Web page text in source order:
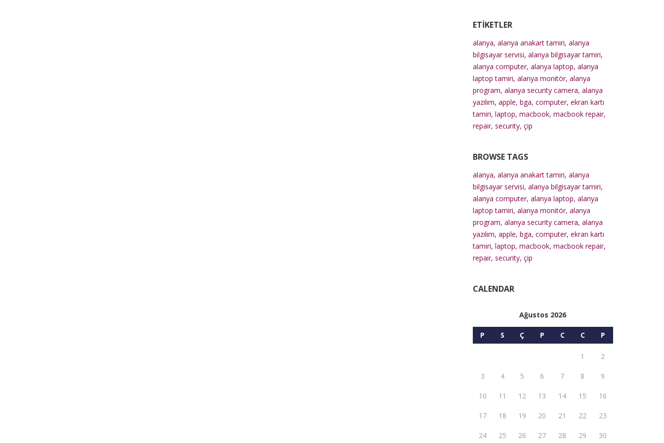
ETIKETLER
alanya, alanya anakart tamiri, alanya
bilgisayar servisi, alanya bilgisayar tamiri,
alanya computer, alanya laptop, alanya
laptop tamiri, alanya monitör, alanya
program, alanya security camera, alanya
yazılım, apple, bga, computer, ekran kartı
tamiri, laptop, macbook, macbook repair,
repair, security, çip
BROWSE TAGS
alanya, alanya anakart tamiri, alanya
bilgisayar servisi, alanya bilgisayar tamiri,
alanya computer, alanya laptop, alanya
laptop tamiri, alanya monitör, alanya
program, alanya security camera, alanya
yazılım, apple, bga, computer, ekran kartı
tamiri, laptop, macbook, macbook repair,
repair, security, çip
CALENDAR
Ağustos 2026
P S Ç P C C P
1 2
3 4 5 6 7 8 9
10 11 12 13 14 15 16
17 18 19 20 21 22 23
24 25 26 27 28 29 30